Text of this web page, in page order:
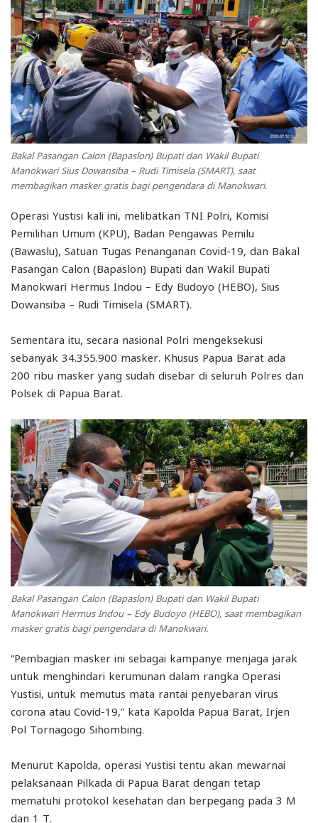
Bakal Pasangan Calon (Bapaslon) Bupati dan Wakil Bupati
Manokwari Sius Dowansiba – Rudi Timisela (SMART), saat
membagikan masker gratis bagi pengendara di Manokwari.
Operasi Yustisi kali ini, melibatkan TNI Polri, Komisi
Pemilihan Umum (KPU), Badan Pengawas Pemilu
(Bawaslu), Satuan Tugas Penanganan Covid-19, dan Bakal
Pasangan Calon (Bapaslon) Bupati dan Wakil Bupati
Manokwari Hermus Indou – Edy Budoyo (HEBO), Sius
Dowansiba – Rudi Timisela (SMART).
Sementara itu, secara nasional Polri mengeksekusi
sebanyak 34.355.900 masker. Khusus Papua Barat ada
200 ribu masker yang sudah disebar di seluruh Polres dan
Polsek di Papua Barat.
Bakal Pasangan Calon (Bapaslon) Bupati dan Wakil Bupati
Manokwari Hermus Indou – Edy Budoyo (HEBO), saat membagikan
masker gratis bagi pengendara di Manokwari.
“Pembagian masker ini sebagai kampanye menjaga jarak
untuk menghindari kerumunan dalam rangka Operasi
Yustisi, untuk memutus mata rantai penyebaran virus
corona atau Covid-19,” kata Kapolda Papua Barat, Irjen
Pol Tornagogo Sihombing.
Menurut Kapolda, operasi Yustisi tentu akan mewarnai
pelaksanaan Pilkada di Papua Barat dengan tetap
mematuhi protokol kesehatan dan berpegang pada 3 M
dan 1 T.